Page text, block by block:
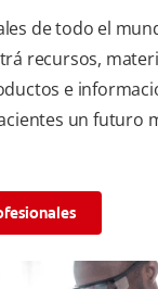
de todo el
recursos,
e
un futuro